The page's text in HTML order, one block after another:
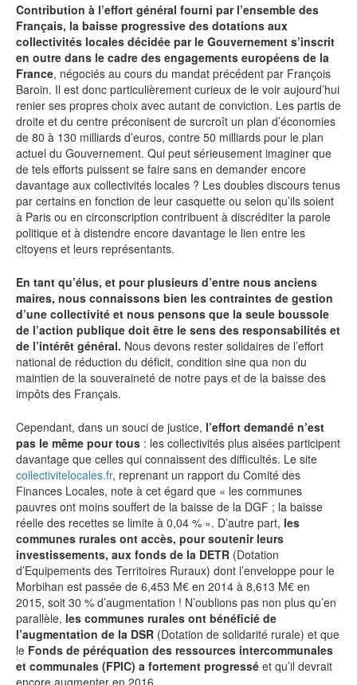
Contribution à l’effort général fourni par l’ensemble des
Français, la baisse progressive des dotations aux
collectivités locales décidée par le Gouvernement s’inscrit
en outre dans le cadre des engagements européens de la
France, négociés au cours du mandat précédent par François
Baroin. Il est donc particulièrement curieux de le voir aujourd’hui
renier ses propres choix avec autant de conviction. Les partis de
droite et du centre préconisent de surcroît un plan d’économies
de 80 à 130 milliards d’euros, contre 50 milliards pour le plan
actuel du Gouvernement. Qui peut sérieusement imaginer que
de tels efforts puissent se faire sans en demander encore
davantage aux collectivités locales ? Les doubles discours tenus
par certains en fonction de leur casquette ou selon qu’ils soient
à Paris ou en circonscription contribuent à discréditer la parole
politique et à distendre encore davantage le lien entre les
citoyens et leurs représentants.
En tant qu’élus, et pour plusieurs d’entre nous anciens
maires, nous connaissons bien les contraintes de gestion
d’une collectivité et nous pensons que la seule boussole
de l’action publique doit être le sens des responsabilités et
de l’intérêt général. Nous devons rester solidaires de l’effort
national de réduction du déficit, condition sine qua non du
maintien de la souveraineté de notre pays et de la baisse des
impôts des Français.
Cependant, dans un souci de justice, l’effort demandé n’est
pas le même pour tous : les collectivités plus aisées participent
davantage que celles qui connaissent des difficultés. Le site
collectivitelocales.fr, reprenant un rapport du Comité des
Finances Locales, note à cet égard que « les communes
pauvres ont moins souffert de la baisse de la DGF ; la baisse
réelle des recettes se limite à 0,04 % ». D’autre part, les
communes rurales ont accès, pour soutenir leurs
investissements, aux fonds de la DETR (Dotation
d’Equipements des Territoires Ruraux) dont l’enveloppe pour le
Morbihan est passée de 6,453 M€ en 2014 à 8,613 M€ en
2015, soit 30 % d’augmentation ! N’oublions pas non plus qu’en
parallèle, les communes rurales ont bénéficié de
l’augmentation de la DSR (Dotation de solidarité rurale) et que
le Fonds de péréquation des ressources intercommunales
et communales (FPIC) a fortement progressé et qu’il devrait